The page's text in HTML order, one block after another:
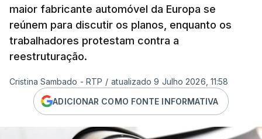
maior fabricante automóvel da Europa se
reúnem para discutir os planos, enquanto os
trabalhadores protestam contra a
reestruturação.
Cristina Sambado - RTP / atualizado 9 Julho 2026, 11:58
ADICIONAR COMO FONTE INFORMATIVA